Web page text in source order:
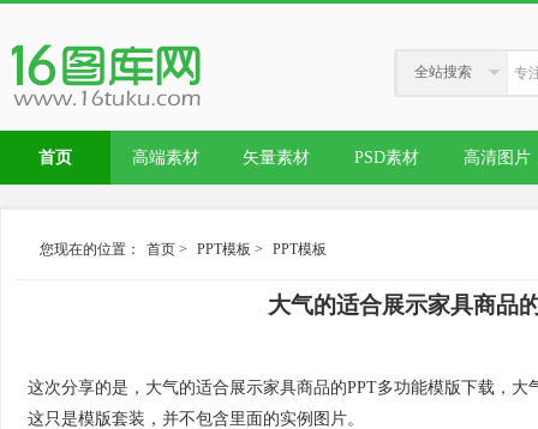
全站搜索
首页 高端素材 矢量素材 PSD素材 高清图片
您现在的位置： 首页 > PPT模板 > PPT模板
大气的适合展示家具商品
这次分享的是，大气的适合展示家具商品的PPT多功能模版下载，
这只是模版套装，并不包含里面的实例图片。